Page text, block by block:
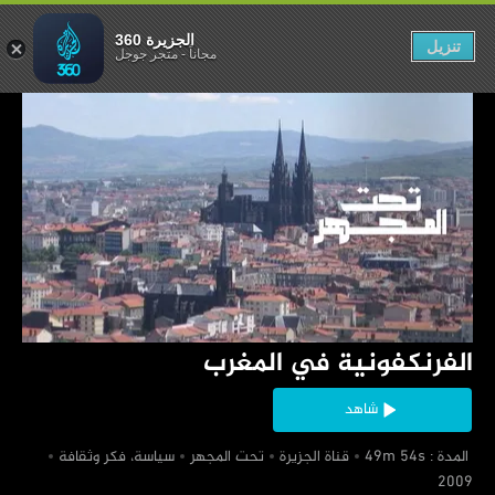
‏الفرنكفونية في المغرب
شاهد
‏ المدة : 49m 54s
‏قناة الجزيرة ‏تحت المجهر
‏سياسة، فكر وثقافة
في المغرب
الجزيرة 360
مجاناً-متجر جوجل تنزيل